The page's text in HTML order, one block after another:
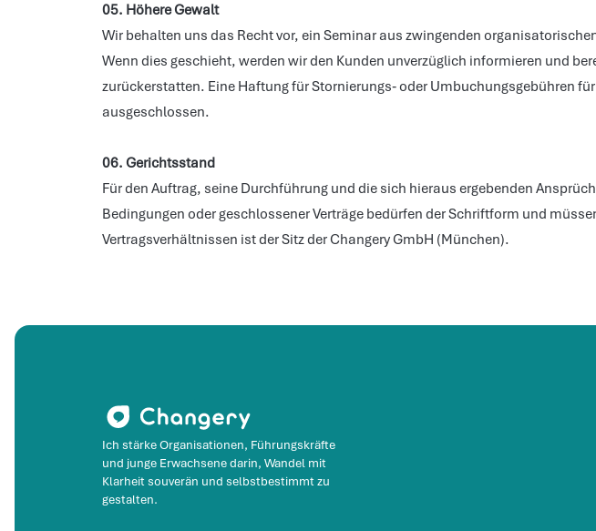
05. Höhere Gewalt
Wir behalten uns das Recht vor, ein Seminar aus zwingenden
Wenn dies geschieht, werden wir den Kunden unverzüglich informieren und
zurückerstatten. Eine Haftung für Stornierungs‐ oder Umbuchungsgebühren
ausgeschlossen.
06. Gerichtsstand
Für den Auftrag, seine Durchführung und die sich hieraus ergebenden
Bedingungen oder geschlossener Verträge bedürfen der Schriftform und
Vertragsverhältnissen ist der Sitz der Changery GmbH (München).
Ich stärke Organisationen, Führungskräfte
und junge Erwachsene darin, Wandel mit
Klarheit souverän und selbstbestimmt zu
gestalten.